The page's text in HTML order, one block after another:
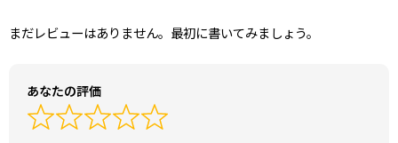
まだレビューはありません。最初に書いてみましょう。
あなたの評価